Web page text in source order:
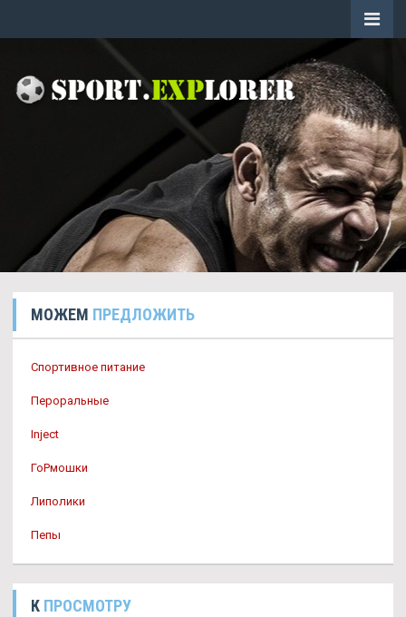
МОЖЕМ ПРЕДЛОЖИТЬ
Спортивное питание
Пероральные
Inject
ГоРмошки
Липолики
Пепы
К ПРОСМОТРУ